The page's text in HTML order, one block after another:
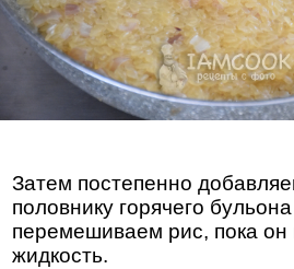
Затем постепенно
половнику горячего
перемешиваем рис, пока он
жидкость.